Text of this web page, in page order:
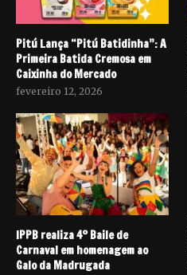
Pitú Lança “Pitú Batidinha”: A
Primeira Batida Cremosa em
Caixinha do Mercado
fevereiro 12, 2026
IPPB realiza 4º Baile de
Carnaval em homenagem ao
Galo da Madrugada